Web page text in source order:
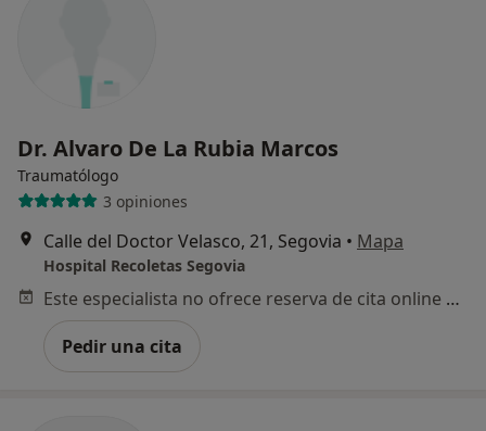
Dr. Alvaro De La Rubia Marcos
Traumatólogo
3 opiniones
Calle del Doctor Velasco, 21, Segovia • Mapa
Hospital Recoletas Segovia
Este especialista no ofrece reserva de cita online en esta dirección.
Pedir una cita